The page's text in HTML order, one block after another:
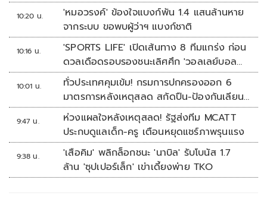
10:20 น.
'หมอวรงค์' ข้องใจแบงก์พัน 1.4 แสนล้านหาย
จากระบบ ขอพบผู้ว่าฯ แบงก์ชาติ
10:16 น.
'SPORTS LIFE' เปิดเส้นทาง 8 ทีมแกร่ง ก่อน
ดวลเดือดรอบรองชนะเลิศศึก 'วอลเลย์บอล
นักเรียน แชมป์กีฬา 7HD 2026'
10:01 น.
ทั่วประเทศคุมเข้ม! กรมการปกครองออก 6
มาตรการหลังเหตุสลด สกัดปืน-ป้องกันเลียน
แบบ
9:47 น.
ห่วงแผลใจหลังเหตุสลด! รัฐส่งทีม MCATT
ประกบดูแลเด็ก-ครู เตือนหยุดแชร์ภาพรุนแรง
9:38 น.
'เสือคิม' พลิกล็อกชนะ 'นาบิล' รับโบนัส 1.7
ล้าน 'ซุปเปอร์เล็ก' เข่าเดี้ยงพ่าย TKO